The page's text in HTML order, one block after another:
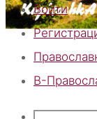
Искать:
Войти
В-